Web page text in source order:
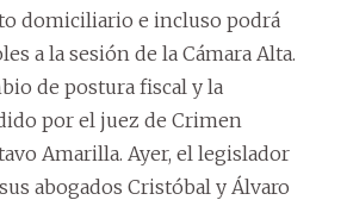
domiciliario e incluso podrá
a la sesión de la Cámara Alta.
de postura fiscal y la
por el juez de Crimen
Amarilla. Ayer, el legislador
abogados Cristóbal y Álvaro